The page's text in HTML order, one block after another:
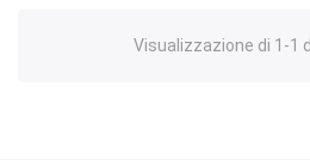
Visualizzazione di 1-1